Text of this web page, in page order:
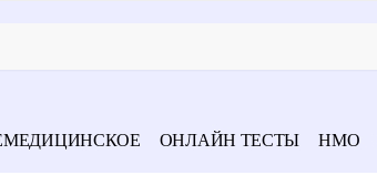
ОНЛАЙН ТЕСТЫ НМО